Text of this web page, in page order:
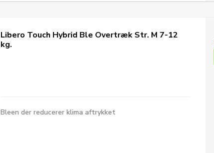
Libero Touch Hybrid Ble Overtræk Str. M 7-12
kg.
Bleen der reducerer klima aftrykket